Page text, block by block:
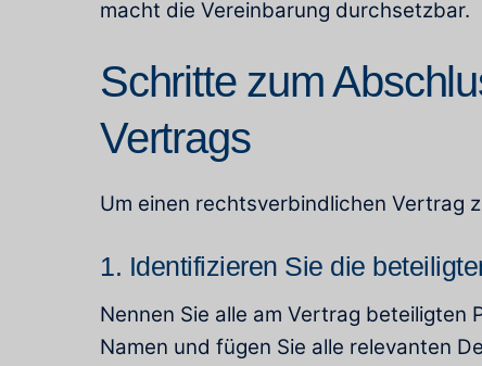
macht die Vereinbarung durchsetzbar.
Schritte zum
Vertrags
Um einen rechtsverbindlichen Vertrag
1. Identifizieren Sie die
Nennen Sie alle am Vertrag beteiligten
Namen und fügen Sie alle relevanten